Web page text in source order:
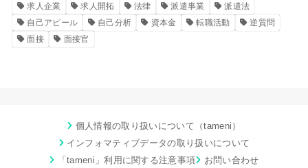
求人企業
求人開拓 法律 派遣事業
派遣法
自己アピール
自己分析 資本金 転職活動
逆質問
面接
面接官
個人情報の取り扱いについて（tameni）
インフォマティブデータの取り扱いについて
「tameni」利用に関する注意事項
お問い合わせ